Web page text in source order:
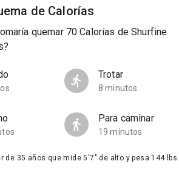
de Calorías
quemar 70 Calorías de Shurfine
Trotar
8 minutos
Para caminar
19 minutos
de 35 años que mide 5'7" de alto y pesa 144 lbs.